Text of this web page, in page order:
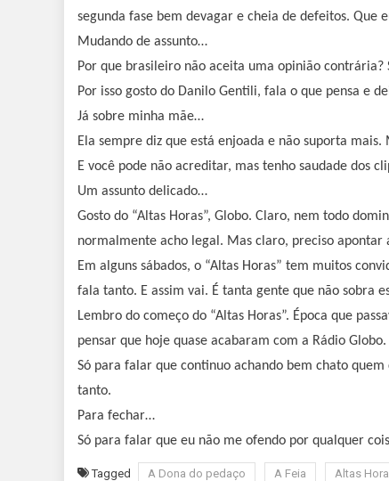
segunda fase bem devagar e cheia de defeitos. Que
Mudando de assunto…
Por que brasileiro não aceita uma opinião
Por isso gosto do Danilo Gentili, fala o que pensa e
Já sobre minha mãe…
Ela sempre diz que está enjoada e não suporta mais.
E você pode não acreditar, mas tenho saudade dos
Um assunto delicado…
Gosto do “Altas Horas”, Globo. Claro, nem todo
normalmente acho legal. Mas claro, preciso apontar
Em alguns sábados, o “Altas Horas” tem muitos
fala tanto. E assim vai. É tanta gente que não sobra
Lembro do começo do “Altas Horas”. Época que
pensar que hoje quase acabaram com a Rádio Globo.
Só para falar que continuo achando bem chato
tanto.
Para fechar…
Só para falar que eu não me ofendo por qualquer
Tagged A Dona do pedaço A Feia Altas